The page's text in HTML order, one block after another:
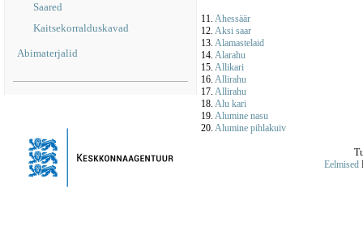
Saared
Kaitsekorralduskavad
Abimaterjalid
11. Ahessäär
12. Aksi saar
13. Alamastelaid
14. Alarahu
15. Allikari
16. Allirahu
17. Allirahu
18. Alu kari
19. Alumine nasu
20. Alumine pihlakuiv
Eelmised